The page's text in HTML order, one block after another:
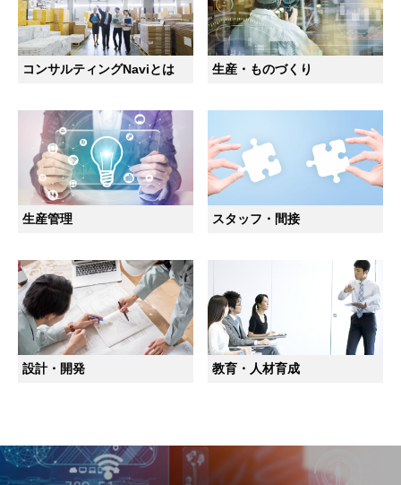
コンサルティングNaviとは 生産・ものづくり
生産管理 スタッフ・間接
設計・開発 教育・人材育成